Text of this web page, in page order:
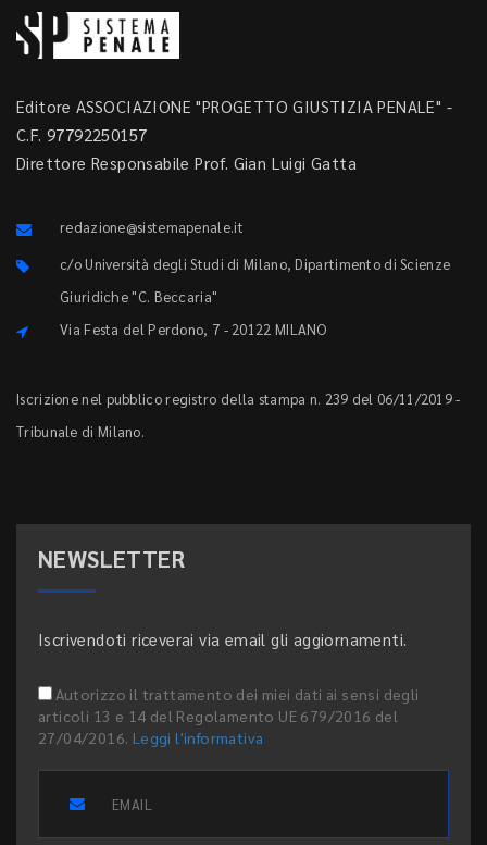
Editore ASSOCIAZIONE "PROGETTO GIUSTIZIA PENALE" -
C.F. 97792250157
Direttore Responsabile Prof. Gian Luigi Gatta
redazione@sistemapenale.it
c/o Università degli Studi di Milano, Dipartimento di Scienze
Giuridiche "C. Beccaria"
Via Festa del Perdono, 7 - 20122 MILANO
Iscrizione nel pubblico registro della stampa n. 239 del 06/11/2019 -
Tribunale di Milano.
NEWSLETTER
Iscrivendoti riceverai via email gli aggiornamenti.
Autorizzo il trattamento dei miei dati ai sensi degli
articoli 13 e 14 del Regolamento UE 679/2016 del
27/04/2016. Leggi l'informativa